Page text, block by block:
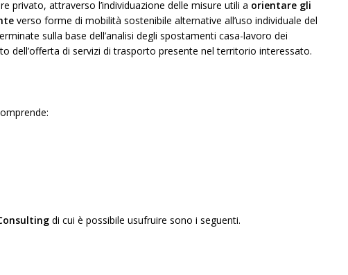
privato, attraverso l’individuazione delle misure utili a orientare gli
verso forme di mobilità sostenibile alternative all’uso individuale del
sulla base dell’analisi degli spostamenti casa-lavoro dei
dell’offerta di servizi di trasporto presente nel territorio interessato.
di cui è possibile usufruire sono i seguenti.